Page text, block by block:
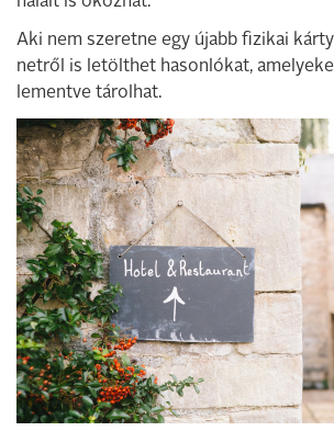
Aki nem szeretne egy újabb fizikai
netről is letölthet hasonlókat,
lementve tárolhat.